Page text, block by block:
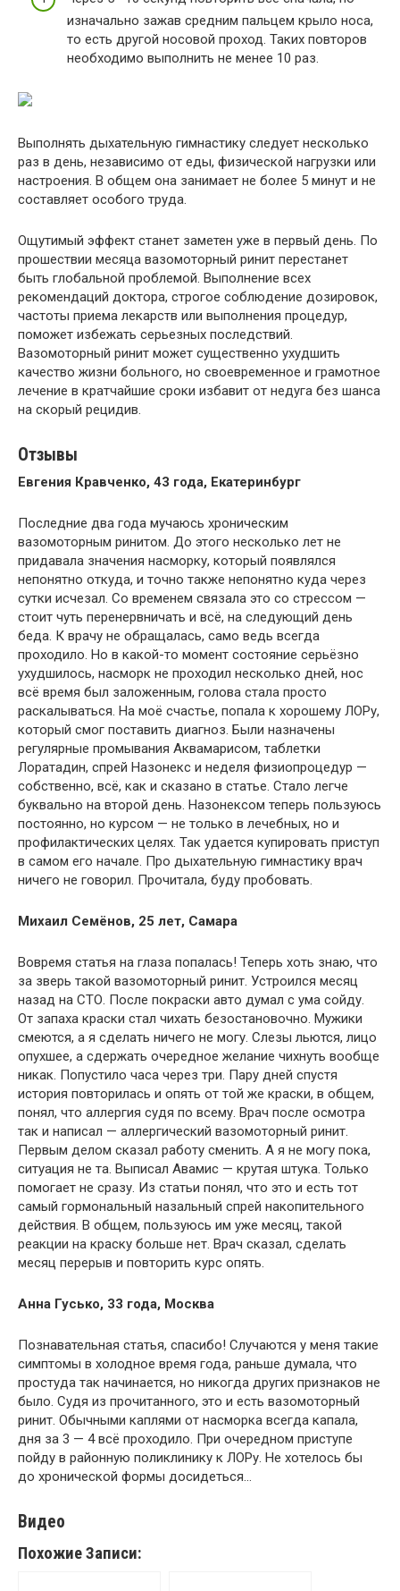
изначально зажав средним пальцем крыло носа,
то есть другой носовой проход. Таких повторов
необходимо выполнить не менее 10 раз.
Выполнять дыхательную гимнастику следует несколько
раз в день, независимо от еды, физической нагрузки или
настроения. В общем она занимает не более 5 минут и не
составляет особого труда.
Ощутимый эффект станет заметен уже в первый день. По
прошествии месяца вазомоторный ринит перестанет
быть глобальной проблемой. Выполнение всех
рекомендаций доктора, строгое соблюдение дозировок,
частоты приема лекарств или выполнения процедур,
поможет избежать серьезных последствий.
Вазомоторный ринит может существенно ухудшить
качество жизни больного, но своевременное и грамотное
лечение в кратчайшие сроки избавит от недуга без шанса
на скорый рецидив.
Отзывы
Евгения Кравченко, 43 года, Екатеринбург
Последние два года мучаюсь хроническим
вазомоторным ринитом. До этого несколько лет не
придавала значения насморку, который появлялся
непонятно откуда, и точно также непонятно куда через
сутки исчезал. Со временем связала это со стрессом —
стоит чуть перенервничать и всё, на следующий день
беда. К врачу не обращалась, само ведь всегда
проходило. Но в какой-то момент состояние серьёзно
ухудшилось, насморк не проходил несколько дней, нос
всё время был заложенным, голова стала просто
раскалываться. На моё счастье, попала к хорошему ЛОРу,
который смог поставить диагноз. Были назначены
регулярные промывания Аквамарисом, таблетки
Лоратадин, спрей Назонекс и неделя физиопроцедур —
собственно, всё, как и сказано в статье. Стало легче
буквально на второй день. Назонексом теперь пользуюсь
постоянно, но курсом — не только в лечебных, но и
профилактических целях. Так удается купировать приступ
в самом его начале. Про дыхательную гимнастику врач
ничего не говорил. Прочитала, буду пробовать.
Михаил Семёнов, 25 лет, Самара
Вовремя статья на глаза попалась! Теперь хоть знаю, что
за зверь такой вазомоторный ринит. Устроился месяц
назад на СТО. После покраски авто думал с ума сойду.
От запаха краски стал чихать безостановочно. Мужики
смеются, а я сделать ничего не могу. Слезы льются, лицо
опухшее, а сдержать очередное желание чихнуть вообще
никак. Попустило часа через три. Пару дней спустя
история повторилась и опять от той же краски, в общем,
понял, что аллергия судя по всему. Врач после осмотра
так и написал — аллергический вазомоторный ринит.
Первым делом сказал работу сменить. А я не могу пока,
ситуация не та. Выписал Авамис — крутая штука. Только
помогает не сразу. Из статьи понял, что это и есть тот
самый гормональный назальный спрей накопительного
действия. В общем, пользуюсь им уже месяц, такой
реакции на краску больше нет. Врач сказал, сделать
месяц перерыв и повторить курс опять.
Анна Гусько, 33 года, Москва
Познавательная статья, спасибо! Случаются у меня такие
симптомы в холодное время года, раньше думала, что
простуда так начинается, но никогда других признаков не
было. Судя из прочитанного, это и есть вазомоторный
ринит. Обычными каплями от насморка всегда капала,
дня за 3 — 4 всё проходило. При очередном приступе
пойду в районную поликлинику к ЛОРу. Не хотелось бы
до хронической формы досидеться…
Видео
Похожие Записи: